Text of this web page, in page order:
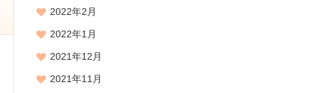
2022年2月
2022年1月
2021年12月
2021年11月